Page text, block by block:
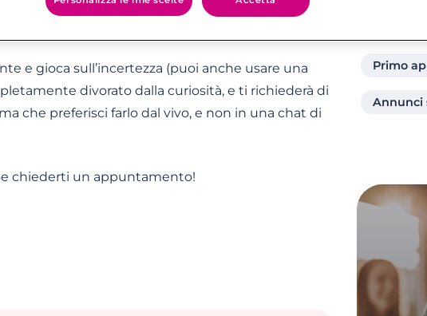
anche con lui? Fallo morire di curiosità e svelagli
in fondo…
e gioca sull’incertezza (puoi anche usare una
divorato dalla curiosità, e ti richiederà di
che preferisci farlo dal vivo, e non in una chat di
chiederti un appuntamento!
Primo
Annunci